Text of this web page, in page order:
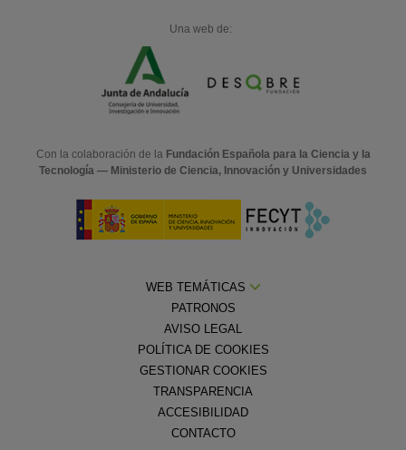
Una web de:
Con la colaboración de la Fundación Española para la Ciencia y la
Tecnología — Ministerio de Ciencia, Innovación y Universidades
WEB TEMÁTICAS
PATRONOS
AVISO LEGAL
POLÍTICA DE COOKIES
GESTIONAR COOKIES
TRANSPARENCIA
ACCESIBILIDAD
CONTACTO